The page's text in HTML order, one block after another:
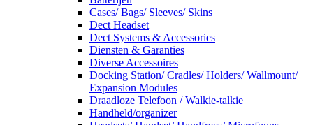
Cases/ Bags/ Sleeves/ Skins
Dect Headset
Dect Systems & Accessories
Diensten & Garanties
Diverse Accessoires
Docking Station/ Cradles/ Holders/ Wallmount/
Expansion Modules
Draadloze Telefoon / Walkie-talkie
Handheld/organizer